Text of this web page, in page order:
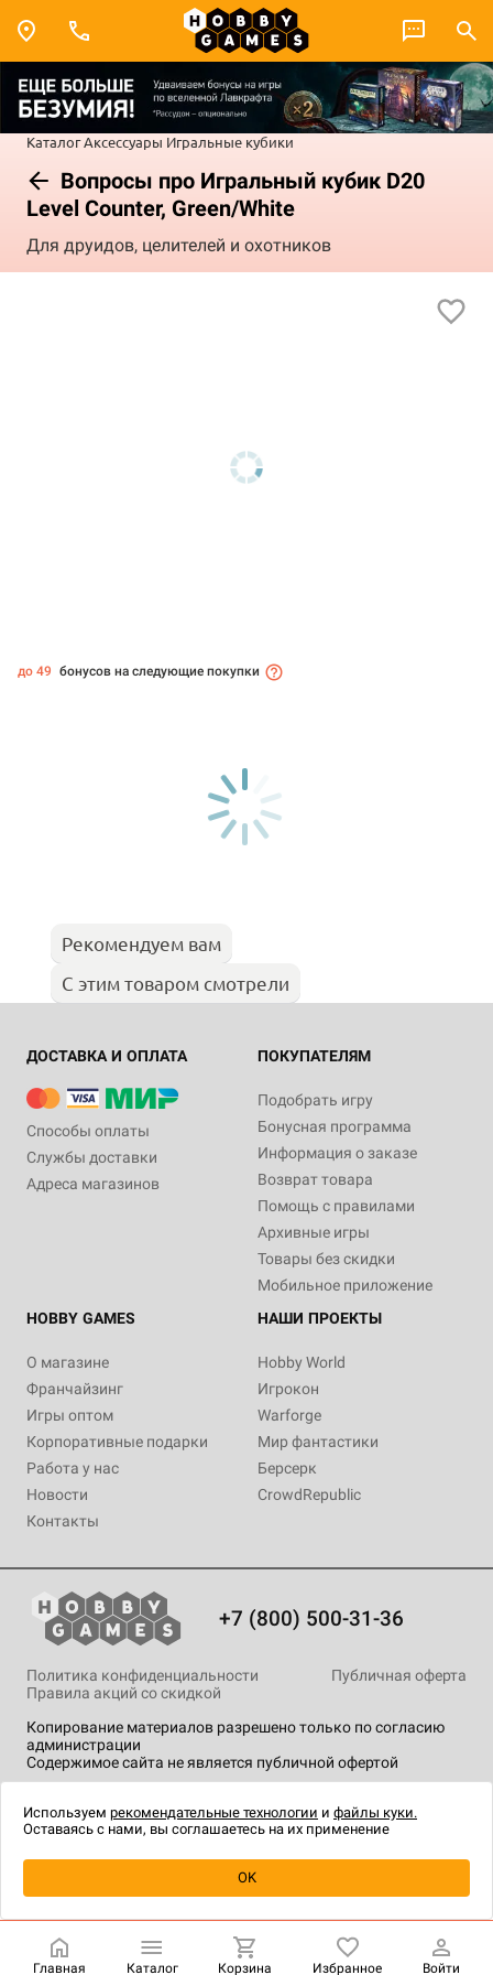
КаталогАксессуары Игральные кубики
Вопросы про Игральный кубик D20
Level Counter, Green/White
Для друидов, целителей и охотников
Уведомить о наличии
до 49 бонусов на следующие покупки
Рекомендуем вам
С этим товаром смотрели
ДОСТАВКА И ОПЛАТА
Способы оплаты
Службы доставки
Адреса магазинов
ПОКУПАТЕЛЯМ
Подобрать игру
Бонусная программа
Информация о заказе
Возврат товара
Помощь с правилами
Архивные игры
Товары без скидки
Мобильное приложение
HOBBY GAMES
О магазине
Франчайзинг
Игры оптом
Корпоративные подарки
Работа у нас
Новости
Контакты
НАШИ ПРОЕКТЫ
Hobby World
Игрокон
Warforge
Мир фантастики
Берсерк
CrowdRepublic
+7 (800) 500-31-36
Копирование материалов разрешено только по согласию
администрации
Содержимое сайта не является публичной офертой
Политика конфиденциальности
Публичная оферта
Правила акций со скидкой
технологии.
Главная Каталог Корзина Избранное Войти
Используем рекомендательные технологии и файлы куки.
Оставаясь с нами, вы соглашаетесь на их применение
OK